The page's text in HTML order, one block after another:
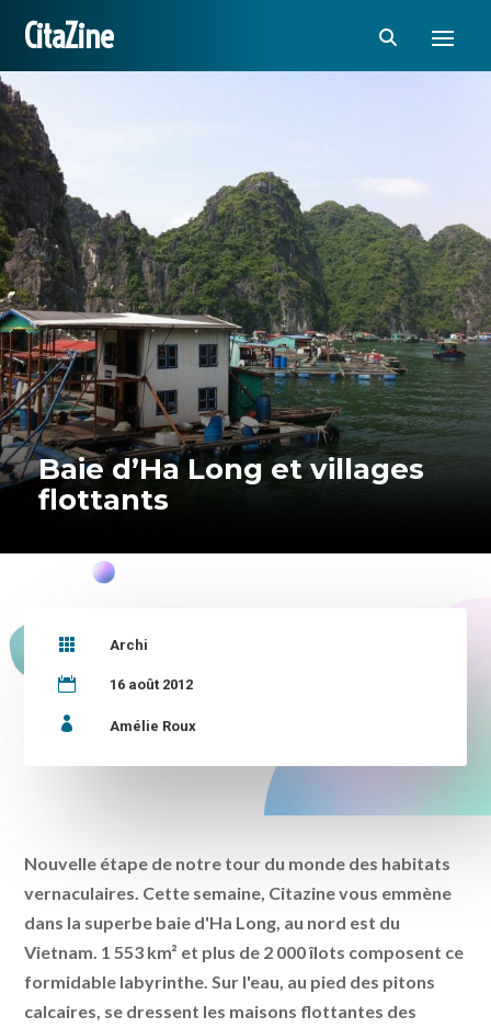
CitaZine
Baie d’Ha Long et villages
flottants
 Archi
 16 août 2012
 Amélie Roux
Nouvelle étape de notre tour du monde des habitats
vernaculaires. Cette semaine, Citazine vous emmène
dans la superbe baie d'Ha Long, au nord est du
Vietnam. 1 553 km² et plus de 2 000 îlots composent ce
formidable labyrinthe. Sur l'eau, au pied des pitons
calcaires, se dressent les maisons flottantes des